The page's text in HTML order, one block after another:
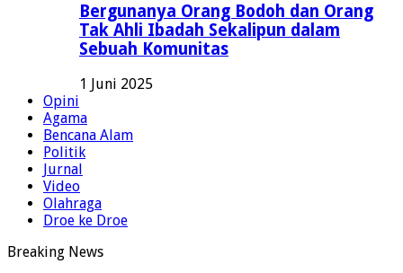
Bergunanya Orang Bodoh dan Orang
Tak Ahli Ibadah Sekalipun dalam
Sebuah Komunitas
1 Juni 2025
Opini
Agama
Bencana Alam
Politik
Jurnal
Video
Olahraga
Droe ke Droe
Breaking News